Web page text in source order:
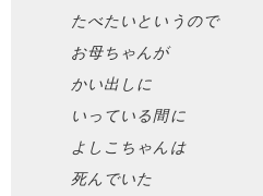
たべたいというので
お母ちゃんが
かい出しに
いっている間に
よしこちゃんは
死んでいた